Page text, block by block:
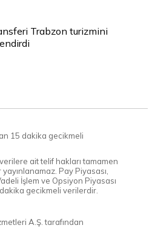
Trabzon turizmini
15 dakika gecikmeli
ait telif hakları tamamen
Pay Piyasası,
İşlem ve Opsiyon Piyasası
gecikmeli verilerdir.
A.Ş. tarafından